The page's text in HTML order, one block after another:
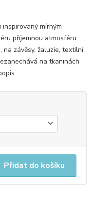
mírným
příjemnou atmosféru.
závěsy, žaluzie, textilní
na tkaninách
Přidat do košíku